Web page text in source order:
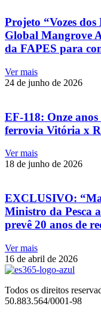
Projeto “Vozes
Global Mangrove
da FAPES para
Ver mais
24 de junho de 2026
EF-118: Onze
ferrovia Vitória x
Ver mais
18 de junho de 2026
EXCLUSIVO:
Ministro da Pesca
prevê 20 anos de
Ver mais
16 de abril de 2026
Todos os direitos
50.883.564/0001-98